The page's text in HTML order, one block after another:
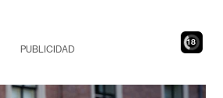
17
PUBLICIDAD